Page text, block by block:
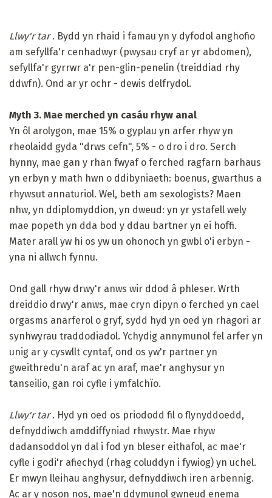
Llwy'r tar. Bydd yn rhaid i famau yn y dyfodol anghofio
am sefyllfa'r cenhadwyr (pwysau cryf ar yr abdomen),
sefyllfa'r gyrrwr a'r pen-glin-penelin (treiddiad rhy
ddwfn). Ond ar yr ochr - dewis delfrydol.
Myth 3. Mae merched yn casáu rhyw anal
Yn ôl arolygon, mae 15% o gyplau yn arfer rhyw yn
rheolaidd gyda "drws cefn", 5% - o dro i dro. Serch
hynny, mae gan y rhan fwyaf o ferched ragfarn barhaus
yn erbyn y math hwn o ddibyniaeth: boenus, gwarthus a
rhywsut annaturiol. Wel, beth am sexologists? Maen
nhw, yn ddiplomyddion, yn dweud: yn yr ystafell wely
mae popeth yn dda bod y ddau bartner yn ei hoffi.
Mater arall yw hi os yw un ohonoch yn gwbl o'i erbyn -
yna ni allwch fynnu.
Ond gall rhyw drwy'r anws wir ddod â phleser. Wrth
dreiddio drwy'r anws, mae cryn dipyn o ferched yn cael
orgasms anarferol o gryf, sydd hyd yn oed yn rhagori ar
synhwyrau traddodiadol. Ychydig annymunol fel arfer yn
unig ar y cyswllt cyntaf, ond os yw'r partner yn
gweithredu'n araf ac yn araf, mae'r anghysur yn
tanseilio, gan roi cyfle i ymfalchïo.
Llwy'r tar. Hyd yn oed os priododd fil o flynyddoedd,
defnyddiwch amddiffyniad rhwystr. Mae rhyw
dadansoddol yn dal i fod yn bleser eithafol, ac mae'r
cyfle i godi'r afiechyd (rhag coluddyn i fywiog) yn uchel.
Er mwyn lleihau anghysur, defnyddiwch iren arbennig.
Ac ar y noson nos, mae'n ddymunol gwneud enema